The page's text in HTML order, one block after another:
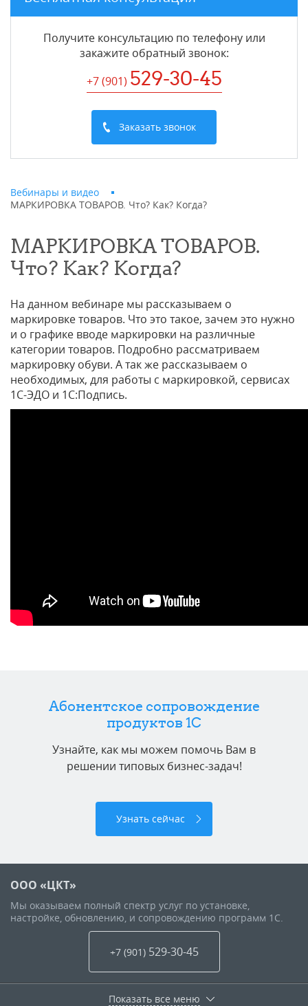
Получите консультацию по телефону или
закажите обратный звонок:
+7 (901) 529-30-45
Заказать звонок
Вебинары и видео
МАРКИРОВКА ТОВАРОВ. Что? Как? Когда?
МАРКИРОВКА ТОВАРОВ.
Что? Как? Когда?
На данном вебинаре мы рассказываем о
маркировке товаров. Что это такое, зачем это нужно
и о графике вводе маркировки на различные
категории товаров. Подробно рассматриваем
маркировку обуви. А так же рассказываем о
необходимых, для работы с маркировкой, сервисах
1С-ЭДО и 1С:Подпись.
Абонентское сопровождение
продуктов 1C
Узнайте, как мы можем помочь Вам в
решении типовых бизнес-задач!
Узнать сейчас
ООО «ЦКТ»
Мы оказываем полный спектр услуг по установке,
настройке, обновлению, и сопровождению программ 1С.
+7 (901) 529-30-45
Показать все меню